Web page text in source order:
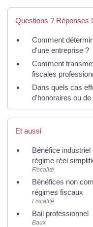
Questions ? Réponses !
Comment
d'une entreprise ?
Comment
fiscales
Dans quels cas
d'honoraires ou
Et aussi
Bénéfice
régime réel
Fiscalité
Bénéfices non
régimes fiscaux
Fiscalité
Bail professionnel
Baux